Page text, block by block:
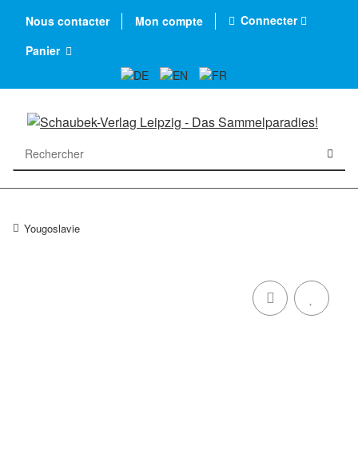
Nous contacter Mon compte
Connecter
Panier
Yougoslavie